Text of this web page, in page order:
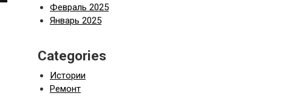
Февраль 2025
Январь 2025
Categories
Истории
Ремонт